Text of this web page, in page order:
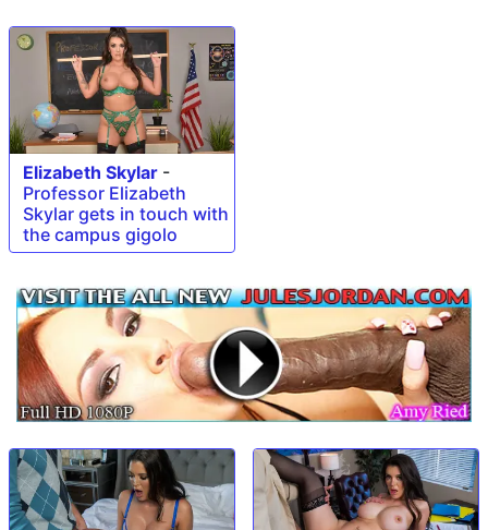
Elizabeth Skylar -
Professor Elizabeth
Skylar gets in touch with
the campus gigolo